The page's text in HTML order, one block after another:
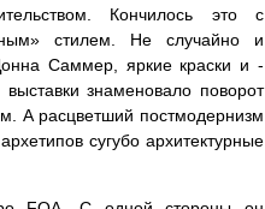
Кончилось это с
стилем. Не случайно и
Саммер, яркие краски и -
знаменовало поворот
А расцветший постмодернизм
сугубо архитектурные